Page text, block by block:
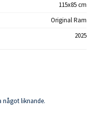
115x85 cm
Original Ram
2025
något liknande.